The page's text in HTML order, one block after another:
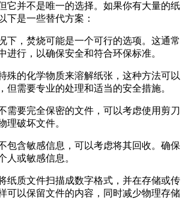
它并不是唯一的选择。如果你有大量的纸
下是一些替代方案：
下，焚烧可能是一个可行的选项。这通常
进行，以确保安全和符合环保标准。
殊的化学物质来溶解纸张，这种方法可以
但需要专业的处理和适当的安全措施。
需要完全保密的文件，可以考虑使用剪刀
理破坏文件。
包含敏感信息，可以考虑将其回收。确保
人或敏感信息。
纸质文件扫描成数字格式，并在存储或传
可以保留文件的内容，同时减少物理存储